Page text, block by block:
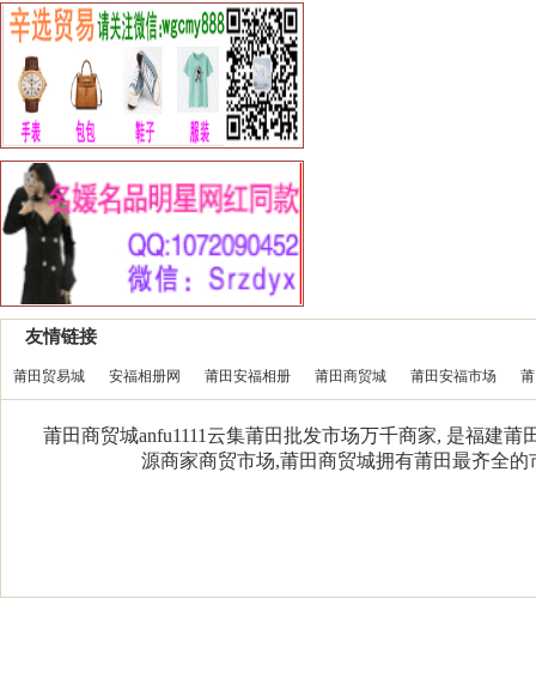
友情链接
莆田贸易城 安福相册网 莆田安福相册 莆田商贸城 莆田安福市场
莆田商贸城anfu1111云集莆田批发市场万千商家, 是福建
源商家商贸市场,莆田商贸城拥有莆田最齐全